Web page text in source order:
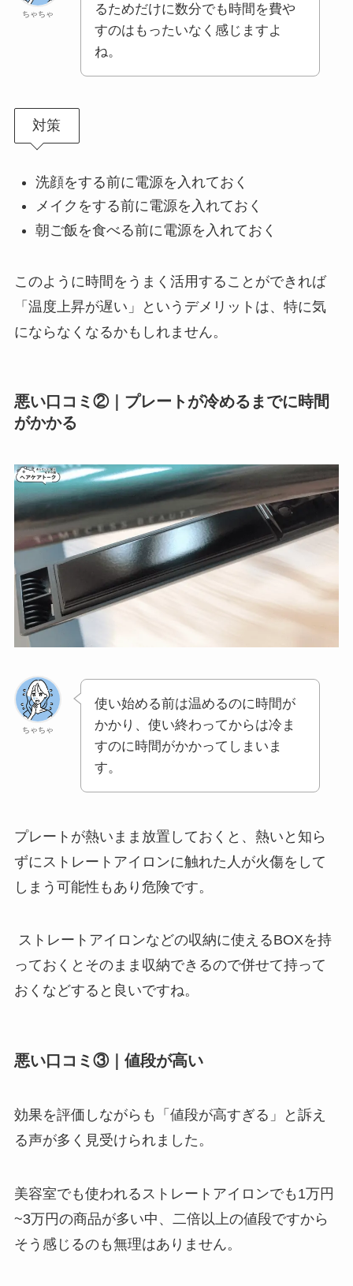
ちゃちゃ
るためだけに数分でも時間を費や
すのはもったいなく感じますよ
ね。
対策
洗顔をする前に電源を入れておく
メイクをする前に電源を入れておく
朝ご飯を食べる前に電源を入れておく
このように時間をうまく活用することができれば
「温度上昇が遅い」というデメリットは、特に気
にならなくなるかもしれません。
悪い口コミ②｜プレートが冷めるまでに時間
がかかる
ちゃちゃ
使い始める前は温めるのに時間が
かかり、使い終わってからは冷ま
すのに時間がかかってしまいま
す。
プレートが熱いまま放置しておくと、熱いと知ら
ずにストレートアイロンに触れた人が火傷をして
しまう可能性もあり危険です。
ストレートアイロンなどの収納に使えるBOXを持
っておくとそのまま収納できるので併せて持って
おくなどすると良いですね。
悪い口コミ③｜値段が高い
効果を評価しながらも「値段が高すぎる」と訴え
る声が多く見受けられました。
美容室でも使われるストレートアイロンでも1万円
~3万円の商品が多い中、二倍以上の値段ですから
そう感じるのも無理はありません。